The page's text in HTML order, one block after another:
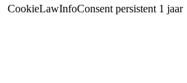
CookieLawInfoConsent persistent 1 jaar